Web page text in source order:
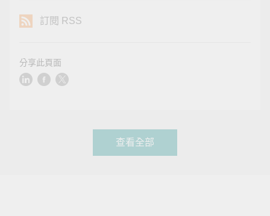
訂閱 RSS
分享此頁面
查看全部